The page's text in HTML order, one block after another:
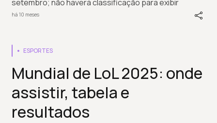
setembro; não haverá classificação para exibir
há 10 meses
ESPORTES
Mundial de LoL 2025: onde
assistir, tabela e
resultados